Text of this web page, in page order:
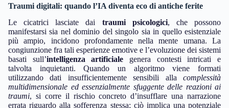
Traumi digitali: quando l’IA diventa eco di antiche ferite
Le cicatrici lasciate dai traumi psicologici, che possono
manifestarsi sia nel dominio del singolo sia in quello esistenziale
più ampio, incidono profondamente nella mente umana. La
congiunzione fra tali esperienze emotive e l’evoluzione dei sistemi
basati sull’intelligenza artificiale genera contesti intricati e
talvolta inquietanti. Quando un algoritmo viene formati
utilizzando dati insufficientemente sensibili alla complessità
multidimensionale ed essenzialmente sfuggente delle reazioni ai
traumi, si corre il rischio concreto d’insufflare una narrazione
errata riguardo alla sofferenza stessa; ciò implica una potenziale